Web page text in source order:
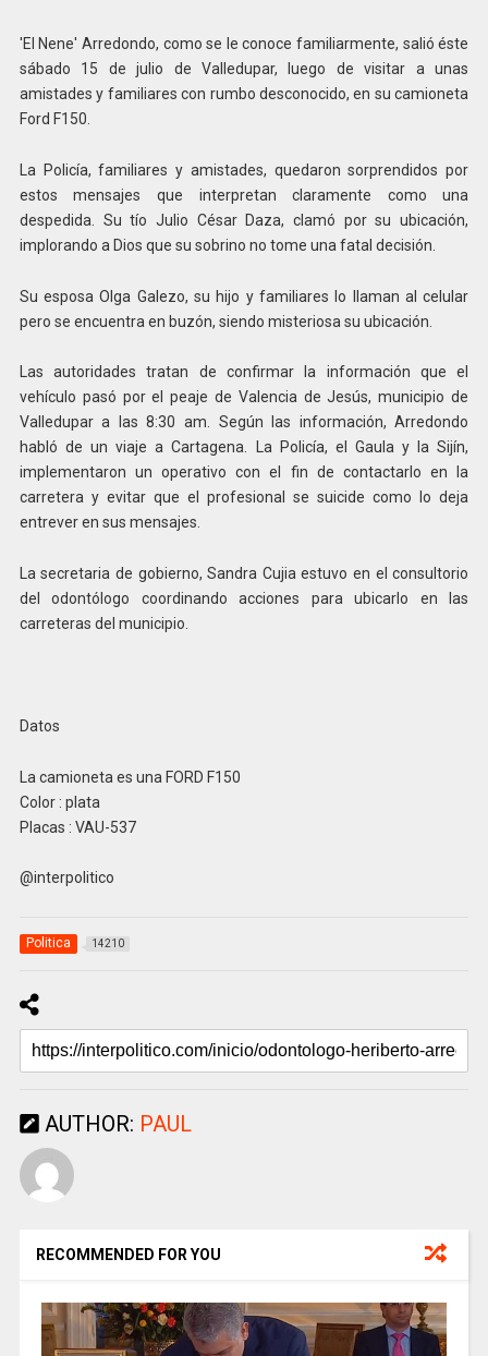
'El Nene' Arredondo, como se le conoce familiarmente, salió éste
sábado 15 de julio de Valledupar, luego de visitar a unas
amistades y familiares con rumbo desconocido, en su camioneta
Ford F150.
La Policía, familiares y amistades, quedaron sorprendidos por
estos mensajes que interpretan claramente como una
despedida. Su tío Julio César Daza, clamó por su ubicación,
implorando a Dios que su sobrino no tome una fatal decisión.
Su esposa Olga Galezo, su hijo y familiares lo llaman al celular
pero se encuentra en buzón, siendo misteriosa su ubicación.
Las autoridades tratan de confirmar la información que el
vehículo pasó por el peaje de Valencia de Jesús, municipio de
Valledupar a las 8:30 am. Según las información, Arredondo
habló de un viaje a Cartagena. La Policía, el Gaula y la Sijín,
implementaron un operativo con el fin de contactarlo en la
carretera y evitar que el profesional se suicide como lo deja
entrever en sus mensajes.
La secretaria de gobierno, Sandra Cujia estuvo en el consultorio
del odontólogo coordinando acciones para ubicarlo en las
carreteras del municipio.
Datos
La camioneta es una FORD F150
Color : plata
Placas : VAU-537
@interpolitico
Politica 14210
AUTHOR: PAUL
RECOMMENDED FOR YOU